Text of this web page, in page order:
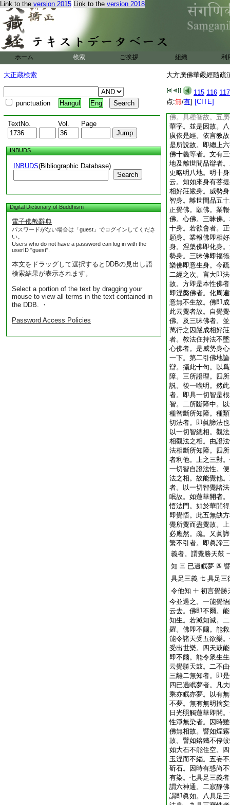
Link to the version 2015 Link to the version 2018
ホーム 検索 ご挨拶 組織 利
大正蔵検索
punctuation Hangul Eng
TextNo. Vol. Page
INBUDS
INBUDS(Bibliographic Database)
Search
Digital Dictionary of Buddhism
電子佛教辭典
パスワードがない場合は「guest」でログインしてくださ
い。
Users who do not have a password can log in with the
userID "guest".
本文をドラッグして選択するとDDBの見出し語
検索結果が表示されます。
Select a portion of the text by dragging your
mouse to view all terms in the text contained in
the DDB. ・
Password Access Policies
大方廣佛華嚴經隨疏
115 116 117
点:無/有] [CITE]
集論之四。攝入論
義。二即三四廣徳
六對治破見。皆破
大意同故。今取小
二約通辯甚深。入
四約能生唯果。集
別分一。治煩惱。
論第五。已如前會
之次。故不依題之
大。體絶衆相不思
無類故。三廣攝是
佛。具種智故。五
華字。並是因故。
廣依是經。依言教
是所説故。即總上
佛十義等者。文有
地及離世間品辯者
更略明八地。明十
云。知如來身有菩
相好莊嚴身。威勢
智身。離世間品五
正覺佛。願佛。業
佛。心佛。三昧佛
十身。若欲會者。
願身。業報佛即相
身。涅槃佛即化身
勢身。三昧佛即福
樂佛即意生身。今
二經之次。言大即
故。方即是本性佛
即涅槃佛者。化周
意無不生故。佛即
此云覺者故。自覺
佛。及三昧佛者。
萬行之因嚴成相好
者。教法住持法不
心佛者。是威勢身
一下。第二引佛地
辯。攝此十句。以
障。三所證理。四
説。後一喩明。然
者。即具一切智是
智。二所斷障中。
種智斷所知障。種
切法者。即眞諦法
以一切智總相。觀
相觀法之相。由證
法相斷所知障。四
者利他。上之三對
一切智自證法性。
法之相。故能覺他
者。以一切智覺諸
眠故。如蓮華開者
悟法門。如於華開
即覺悟。此五無缺
覺所覺而盡覺故。
必應然。疏。又眞
繁不引者。即眞諦
義者。謂覺勝天鼓
知 三 已過眠夢 四
具足三義 七 具足三
令他知 十 初言覺勝
今並過之。一能覺
云去。佛即不爾。
知生。若滅知滅。
羅。佛即不爾。能
能令諸天受五欲樂
受出世樂。四天鼓
即不爾。能令衆生
云覺勝天鼓。二不
三離二無知者。即
四已過眠夢者。凡
乘亦眠亦夢。以有
不夢。無有無明捨
日光照觸蓮華即開
性淨無染者。因時
佛無相故。譬如煙
故。譬如鎔鐵不停
如大石不能住空。
玉涅而不緇。五妄
斫石。因時有惑尚
有染。七具足三義
謂六神通。二寂靜
謂即眞如。八具足